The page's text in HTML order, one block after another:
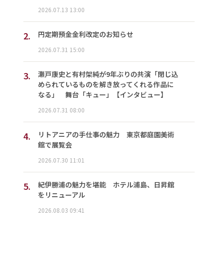
2026.07.13 13:00
2. 円定期預金金利改定のお知らせ
2026.07.31 15:00
3.
瀬戸康史と有村架純が9年ぶりの共演「閉じ込
められているものを解き放ってくれる作品に
なる」 舞台「キュー」【インタビュー】
2026.07.31 08:00
4.
リトアニアの手仕事の魅力 東京都庭園美術
館で展覧会
2026.07.30 11:01
5.
紀伊勝浦の魅力を堪能 ホテル浦島、日昇館
をリニューアル
2026.08.03 09:41